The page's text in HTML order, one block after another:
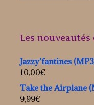
Les
Jazzy'fantines
10,00€
Take the Airplane
9,99€